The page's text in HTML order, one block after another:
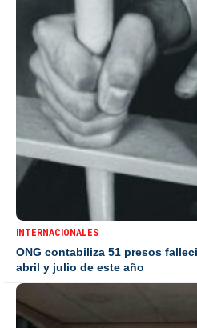
INTERNACIONALES
ONG contabiliza 51 presos
abril y julio de este año